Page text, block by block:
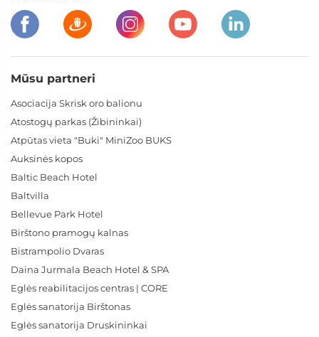
Mūsu partneri
Asociacija Skrisk oro balionu
Atostogų parkas (Žibininkai)
Atpūtas vieta "Buki" MiniZoo BUKS
Auksinės kopos
Baltic Beach Hotel
Baltvilla
Bellevue Park Hotel
Birštono pramogų kalnas
Bistrampolio Dvaras
Daina Jurmala Beach Hotel & SPA
Eglės reabilitacijos centras | CORE
Eglės sanatorija Birštonas
Eglės sanatorija Druskininkai